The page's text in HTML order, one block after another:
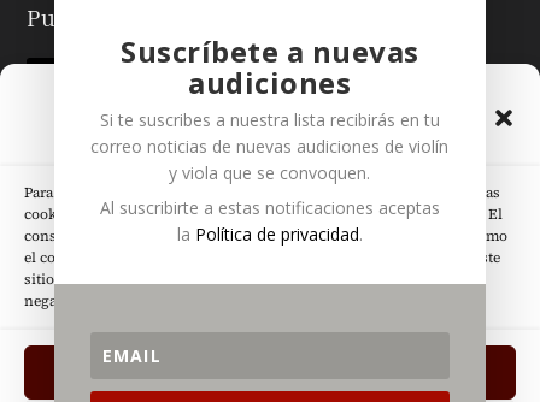
Gestionar el Consentimiento
de las Cookies
Para ofrecer las mejores experiencias, utilizamos tecnologías como las
cookies para almacenar y/o acceder a la información del dispositivo. El
consentimiento de estas tecnologías nos permitirá procesar datos como
el comportamiento de navegación o las identificaciones únicas en este
sitio. No consentir o retirar el consentimiento, puede afectar
negativamente a ciertas características y funciones.
Puedes seguirme en:
Páginas Legales
Suscríbete a nuevas
audiciones
Si te suscribes a nuestra lista recibirás en tu
correo noticias de nuevas audiciones deviolín
yviola que se convoquen.
Al suscribirte a estas notificaciones aceptas
la Política de privacidad.